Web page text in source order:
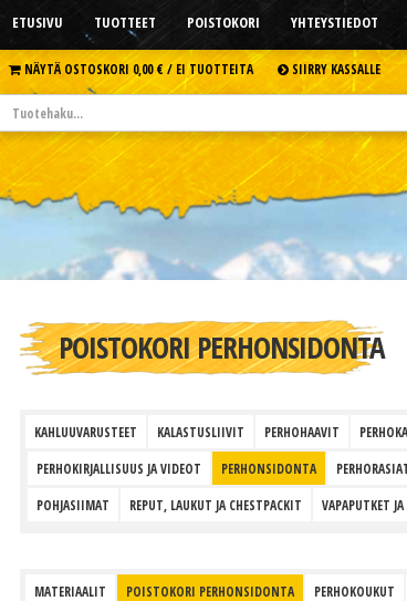
ETUSIVU TUOTTEET POISTOKORI YHTEYSTIEDOT
NÄYTÄ OSTOSKORI 0,00 € /EI TUOTTEITA SIIRRY KASSALLE
POISTOKORI PERHONSIDONTA
KAHLUUVARUSTEET KALASTUSLIIVIT PERHOHAAVIT
PERHOKIRJALLISUUS JA VIDEOT PERHONSIDONTA
POHJASIIMAT REPUT, LAUKUT JA CHESTPACKIT VAPAPUTKET
MATERIAALIT POISTOKORI PERHONSIDONTA PERHOKOUKUT